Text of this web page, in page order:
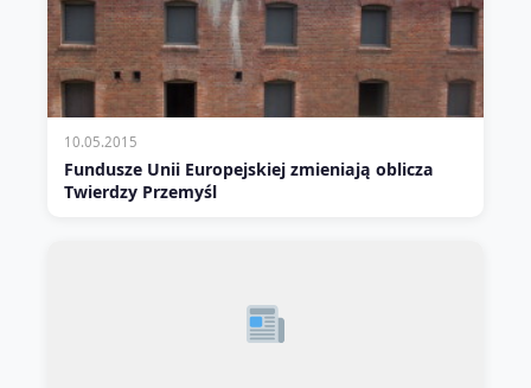
10.05.2015
Fundusze Unii Europejskiej zmieniają oblicza
Twierdzy Przemyśl